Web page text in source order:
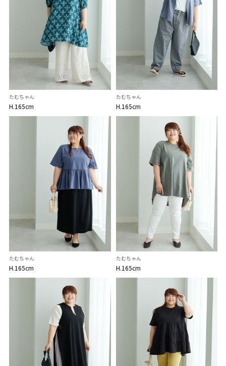
たむちゃん
H.165cm
たむちゃん
H.165cm
たむちゃん
H.165cm
たむちゃん
H.165cm